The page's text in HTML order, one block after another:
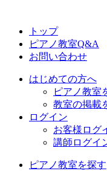
トップ
ピアノ教室Q&A
お問い合わせ
はじめての方へ
ピアノ教室
教室の掲載
ログイン
お客様ログ
講師ログイ
ピアノ教室を探す